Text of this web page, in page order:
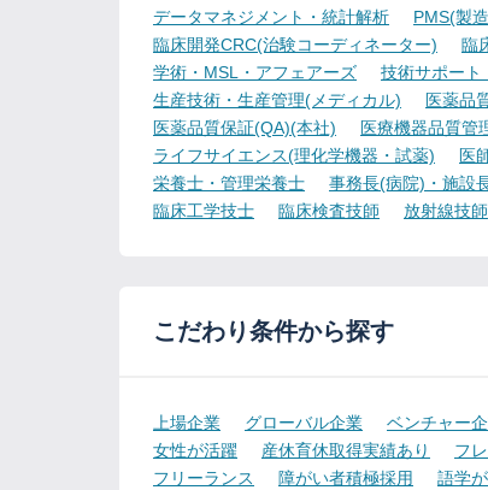
データマネジメント・統計解析
PMS(製
臨床開発CRC(治験コーディネーター)
臨
学術・MSL・アフェアーズ
技術サポート
生産技術・生産管理(メディカル)
医薬品
医薬品質保証(QA)(本社)
医療機器品質管
ライフサイエンス(理化学機器・試薬)
医
栄養士・管理栄養士
事務長(病院)・施設
臨床工学技士
臨床検査技師 放射線技師
こだわり条件から探す
上場企業 グローバル企業 ベンチャー
女性が活躍
産休育休取得実績あり フ
フリーランス
障がい者積極採用 語学